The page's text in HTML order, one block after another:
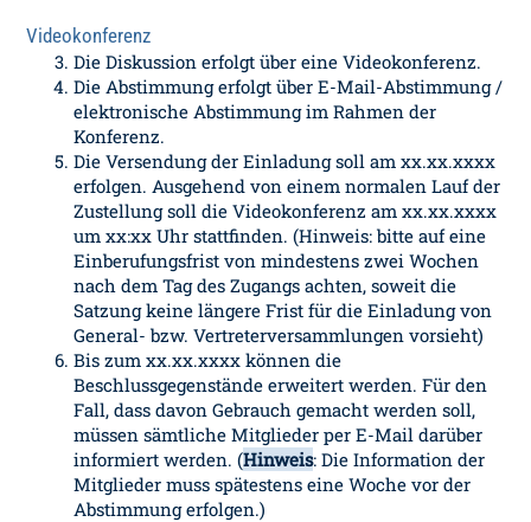
Videokonferenz
Die Diskussion erfolgt über eine Videokonferenz.
Die Abstimmung erfolgt über E-Mail-Abstimmung /
elektronische Abstimmung im Rahmen der
Konferenz.
Die Versendung der Einladung soll am xx.xx.xxxx
erfolgen. Ausgehend von einem normalen Lauf der
Zustellung soll die Videokonferenz am xx.xx.xxxx
um xx:xx Uhr stattfinden. (Hinweis: bitte auf eine
Einberufungsfrist von mindestens zwei Wochen
nach dem Tag des Zugangs achten, soweit die
Satzung keine längere Frist für die Einladung von
General- bzw. Vertreterversammlungen vorsieht)
Bis zum xx.xx.xxxx können die
Beschlussgegenstände erweitert werden. Für den
Fall, dass davon Gebrauch gemacht werden soll,
müssen sämtliche Mitglieder per E-Mail darüber
informiert werden. (Hinweis: Die Information der
Mitglieder muss spätestens eine Woche vor der
Abstimmung erfolgen.)